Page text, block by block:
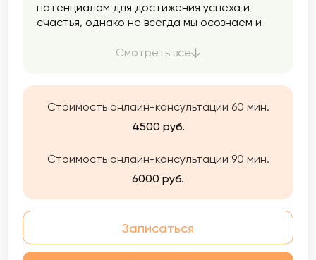
потенциалом для достижения успеха и
счастья, однако не всегда мы осознаем и
заключается в том, чтобы помочь Вам
работы. Я готова помочь Вам найти
оптимальное решение, которое улучшит
приятной и насыщенной.
Смотреть все
Стоимость онлайн-консультации 60 мин.
4500 руб.
Стоимость онлайн-консультации 90 мин.
6000 руб.
Записаться